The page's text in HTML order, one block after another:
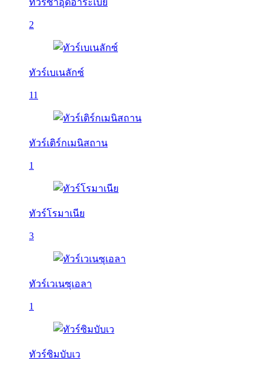
ทัวร์ซาอุดีอาระเบีย
2
ทัวร์เบเนลักซ์
11
ทัวร์เติร์กเมนิสถาน
1
ทัวร์โรมาเนีย
3
ทัวร์เวเนซุเอลา
1
ทัวร์ซิมบับเว